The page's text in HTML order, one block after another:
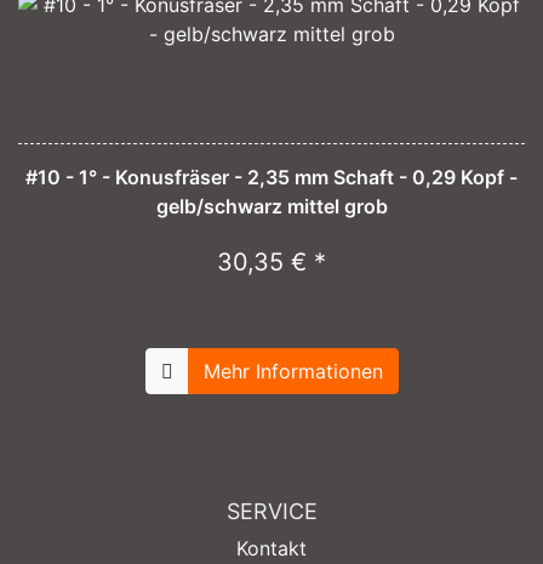
#10 - 1° - Konusfräser - 2,35 mm Schaft - 0,29 Kopf -
gelb/schwarz mittel grob
30,35 € *
Mehr Informationen
SERVICE
Kontakt